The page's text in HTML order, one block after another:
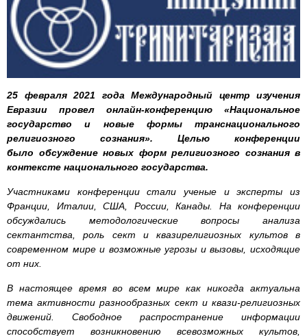
25 февраля 2021 года Международный центр изучения
Евразии провел онлайн-конференцию «Национальное
государство и новые формы транснационального
религиозного сознания». Целью конференции
было обсуждение новых форм религиозного сознания в
контексте национального государства.
Участниками конференции стали ученые и эксперты из
Франции, Италии, США, России, Канады. На конференции
обсуждались методологические вопросы анализа
сектантства, роль сект и квазирелигиозных культов в
современном мире и возможные угрозы и вызовы, исходящие
от них.
В настоящее время во всем мире как никогда актуальна
тема активности разнообразных сект и квази-религиозных
движений. Свободное распространение информации
способствует возникновению всевозможных культов,